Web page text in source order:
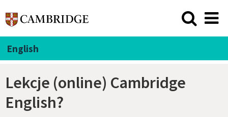
English
Lekcje (online) Cambridge
English?